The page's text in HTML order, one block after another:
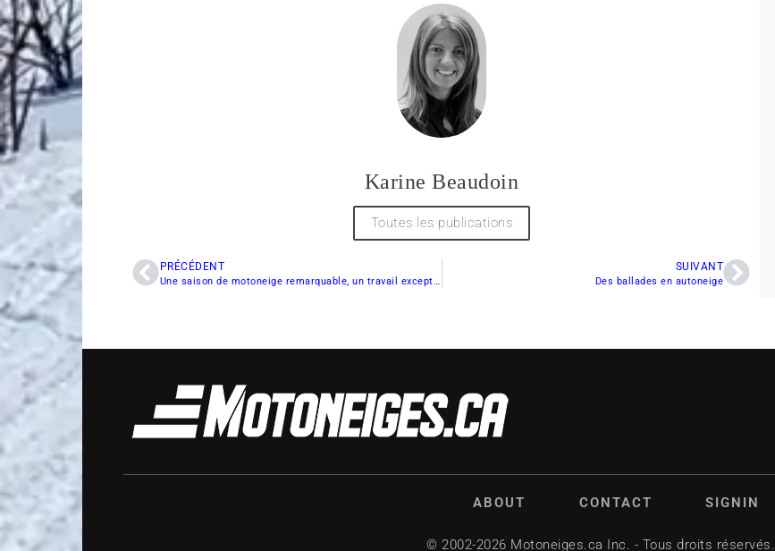
Karine Beaudoin
Toutes les publications
PRÉCÉDENT
Une saison de motoneige remarquable, un travail exceptionnel!
SUIVANT
Des ballades en autoneige
ABOUT CONTACT SIGNIN
© 2002-2026 Motoneiges.ca Inc. - Tous droits réservés.